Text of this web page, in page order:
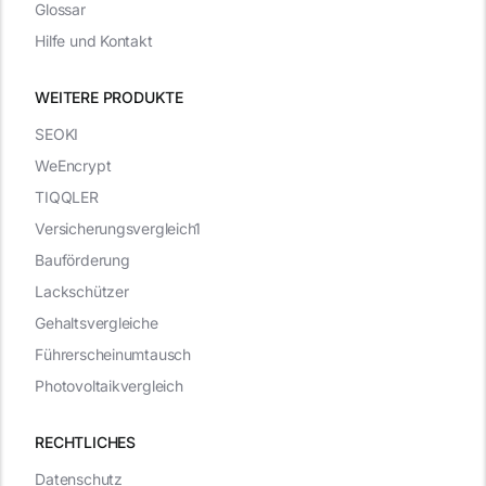
WEITERE PRODUKTE
RECHTLICHES
Datenschutz
Glossar
Hilfe und Kontakt
SEOKI
WeEncrypt
TIQQLER
Versicherungsvergleich1
Bauförderung
Lackschützer
Gehaltsvergleiche
Führerscheinumtausch
Photovoltaikvergleich